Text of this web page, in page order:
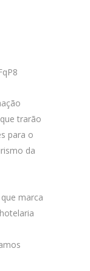
trarão
para o
da
marca